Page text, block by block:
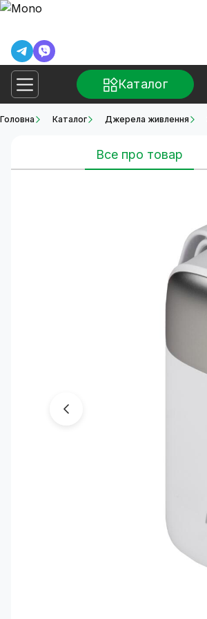
Каталог
Головна Каталог Джерела живлення
Все про товар